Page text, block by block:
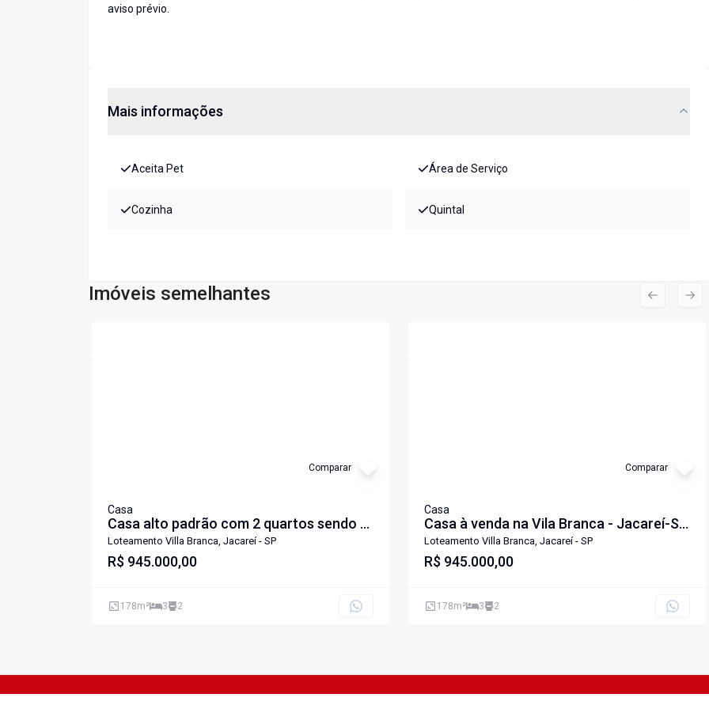
aviso prévio.
Mais informações
Aceita Pet Área de Serviço
Cozinha Quintal
Imóveis semelhantes
Comparar
Casa
Casa alto padrão com 2 quartos sendo 1
suite à venda no Vila Branca - Jacareí-SP
Loteamento Villa Branca, Jacareí - SP
R$ 945.000,00
178m² 3 2
Comparar
Casa
Casa à venda na Vila Branca - Jacareí-SP
2 quartos sendo 1 suite
Loteamento Villa Branca, Jacareí - SP
R$ 945.000,00
178m² 3 2
Previous